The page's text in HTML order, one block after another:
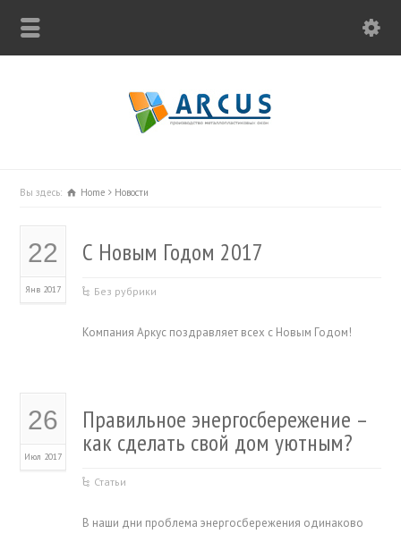
Вы здесь: Home Новости
22
Янв 2017
С Новым Годом 2017
Без рубрики
Компания Аркус поздравляет всех с Новым Годом!
26
Июл 2017
Правильное энергосбережение –
как сделать свой дом уютным?
Статьи
В наши дни проблема энергосбережения одинаково